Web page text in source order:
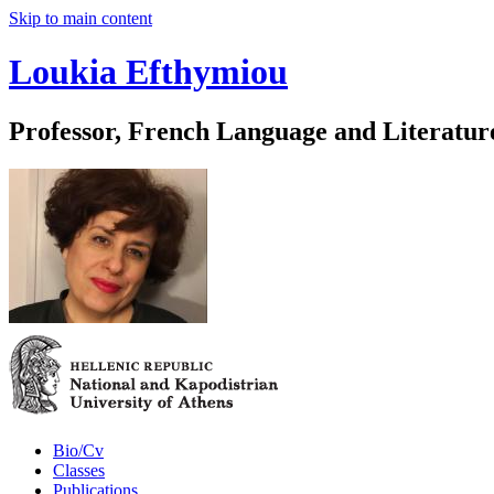
Skip to main content
Loukia Efthymiou
Professor, French Language and
Bio/Cv
Classes
Publications